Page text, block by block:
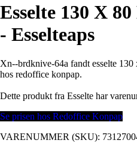
Esselte 130 X
- Esselteaps
Xn--brdknive-64a fandt esselte 130
hos redoffice konpap.
Dette produkt fra Esselte har
Se prisen hos Redoffice Konpap
VARENUMMER (SKU):